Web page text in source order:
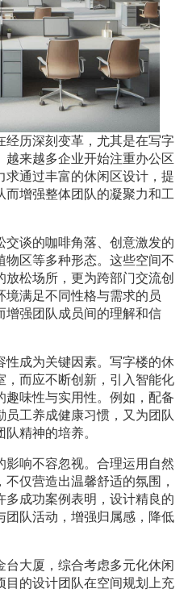
经历深刻变革，尤其是在写字
来越多企业开始注重办公区
通过丰富的休闲区设计，提
增强整体团队的凝聚力和工
交谈的咖啡角落、创意激发的
区等多种形态。这些空间不
松场所，更为跨部门交流创
境满足不同性格与需求的员
增强团队成员间的理解和信
性成为关键因素。写字楼的休
，而应不断创新，引入智能化
味性与实用性。例如，配备
工养成健康习惯，又为团队
精神的培养。
影响不容忽视。合理运用自然
仅营造出温馨舒适的氛围，
成功案例表明，设计精良的
团队活动，增强归属感，降低
大厦，综合考虑多元化休闲
目的设计团队在空间规划上充